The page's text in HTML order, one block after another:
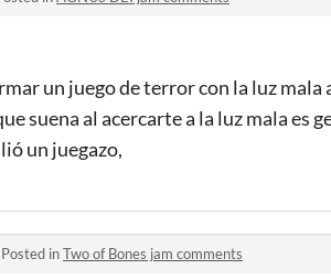
un juego de terror con la luz
suena al acercarte a la luz mala es
un juegazo,
Posted inTwo of Bones jam comments